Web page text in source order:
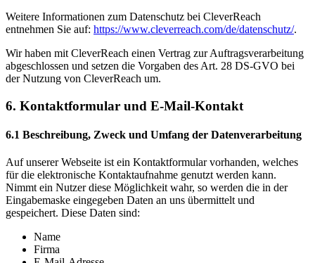
Weitere Informationen zum Datenschutz bei CleverReach
entnehmen Sie auf: https://www.cleverreach.com/de/datenschutz/.
Wir haben mit CleverReach einen Vertrag zur Auftragsverarbeitung
abgeschlossen und setzen die Vorgaben des Art. 28 DS-GVO bei
der Nutzung von CleverReach um.
6. Kontaktformular und E-Mail-Kontakt
6.1 Beschreibung, Zweck und Umfang der Datenverarbeitung
Auf unserer Webseite ist ein Kontaktformular vorhanden, welches
für die elektronische Kontaktaufnahme genutzt werden kann.
Nimmt ein Nutzer diese Möglichkeit wahr, so werden die in der
Eingabemaske eingegeben Daten an uns übermittelt und
gespeichert. Diese Daten sind:
Name
Firma